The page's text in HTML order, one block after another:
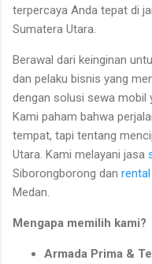
terpercaya Anda tepat di
Sumatera Utara.
Berawal dari keinginan
dan pelaku bisnis yang
dengan solusi sewa mobil
Kami paham bahwa
tempat, tapi tentang
Utara. Kami melayani jasa
Siborongborong dan
Medan.
Mengapa memilih kami?
Armada Prima &